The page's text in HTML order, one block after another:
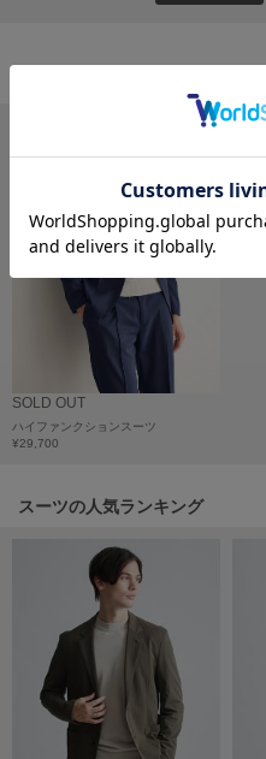
ジェラート ピケ
GELATO PIQUE CAT&DOG
ジェラート ピケ キャットアンドドッグ
gelato pique Sleep
ジェラート ピケ スリープ
GRAMICCI
HOKA ONEONE
ホカ オネオネ
SOLD OUT
ハイファンクションスーツ
¥29,700
スーツの人気ランキング